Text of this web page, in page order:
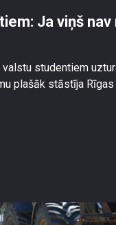
Ja viņš
studentiem
plašāk stāstīja